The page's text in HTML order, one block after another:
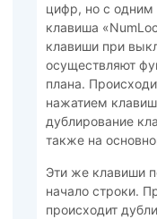
цифр, но с
клавиша
клавиши при
осуществляют
плана.
нажатием
дублирование
также на
Эти же клавиши
начало строки.
происходит